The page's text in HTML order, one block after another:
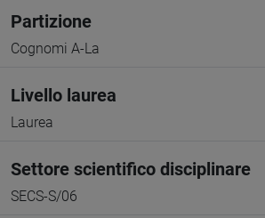
Partizione
Cognomi A-La
Livello laurea
Laurea
Settore scientifico disciplinare
SECS-S/06